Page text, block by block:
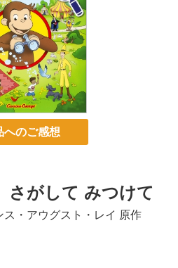
へのご感想
がして みつけて
・アウグスト・レイ 原作